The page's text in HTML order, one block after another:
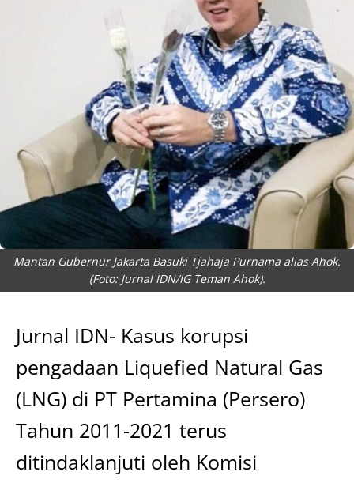
Mantan Gubernur Jakarta Basuki Tjahaja Purnama alias Ahok.
(Foto: Jurnal IDN/IG Teman Ahok).
Jurnal IDN- Kasus korupsi
pengadaan Liquefied Natural Gas
(LNG) di PT Pertamina (Persero)
Tahun 2011-2021 terus
ditindaklanjuti oleh Komisi